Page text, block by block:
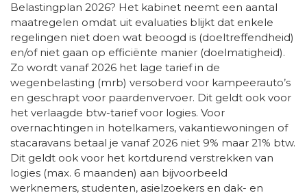
Belastingplan 2026? Het kabinet neemt een aantal
maatregelen omdat uit evaluaties blijkt dat enkele
regelingen niet doen wat beoogd is (doeltreffendheid)
en/of niet gaan op efficiënte manier (doelmatigheid).
Zo wordt vanaf 2026 het lage tarief in de
wegenbelasting (mrb) versoberd voor kampeerauto’s
en geschrapt voor paardenvervoer. Dit geldt ook voor
het verlaagde btw-tarief voor logies. Voor
overnachtingen in hotelkamers, vakantiewoningen of
stacaravans betaal je vanaf 2026 niet 9% maar 21% btw.
Dit geldt ook voor het kortdurend verstrekken van
logies (max. 6 maanden) aan bijvoorbeeld
werknemers, studenten, asielzoekers en dak- en